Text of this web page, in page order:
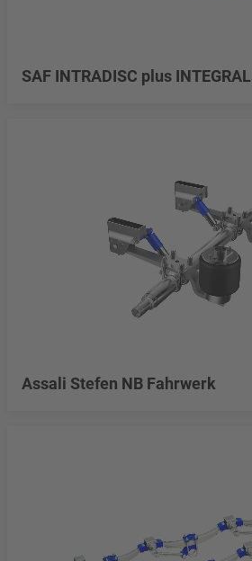
SAF INTRADISC plus INTEGRAL
Assali Stefen NB Fahrwerk